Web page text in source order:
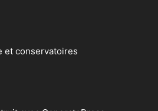
et conservatoires